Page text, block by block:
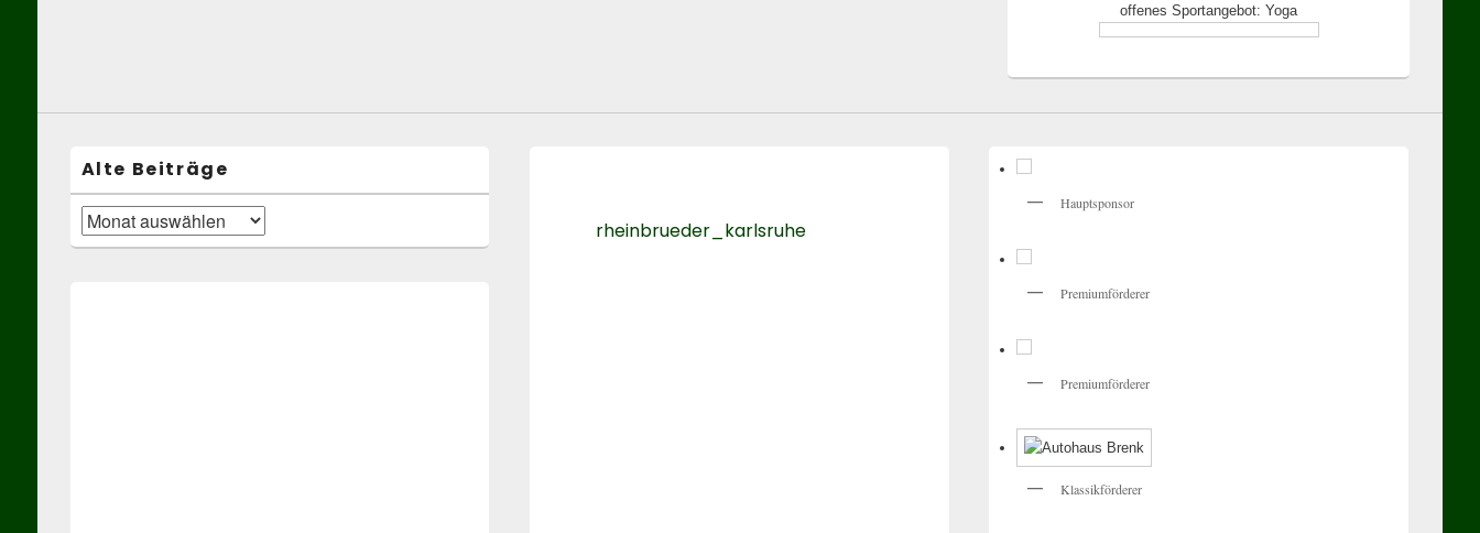
offenes Sportangebot: Yoga
Alte Beiträge
Alte
Beiträge
rheinbrueder_karlsruhe
Hauptsponsor
Premiumförderer
Premiumförderer
Klassikförderer